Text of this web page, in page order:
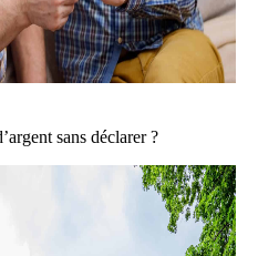
sans déclarer ?